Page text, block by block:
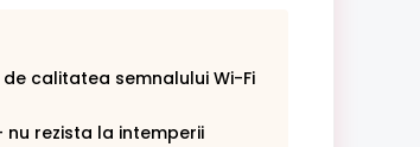
calitatea semnalului Wi-Fi
rezista la intemperii